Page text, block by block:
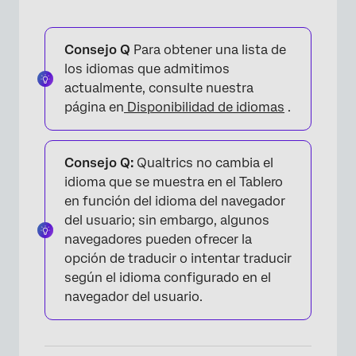
Consejo Q Para obtener una lista de
los idiomas que admitimos
actualmente, consulte nuestra
página en Disponibilidad de idiomas .
Consejo Q: Qualtrics no cambia el
idioma que se muestra en el Tablero
en función del idioma del navegador
del usuario; sin embargo, algunos
navegadores pueden ofrecer la
opción de traducir o intentar traducir
según el idioma configurado en el
navegador del usuario.